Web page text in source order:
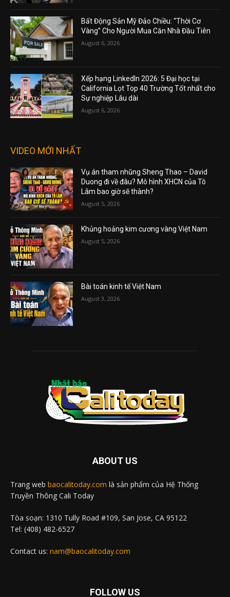
Bất Động Sản Mỹ Đảo Chiều: “Thời Cơ
Vàng” Cho Người Mua Căn Nhà Đầu Tiên
August 6, 2026
Xếp hạng LinkedIn 2026: 5 Đại học tại
California Lọt Top 40 Trường Tốt nhất cho
Sự nghiệp Lâu dài
August 6, 2026
VIDEO MỚI NHẤT
Vụ án tham nhũng Sheng Thao – David
Duong đi về đâu? Mô hình XHCN của Tô
Lâm bao giờ sẽ thành?
August 5, 2026
Khủng hoảng kim cương vàng Việt Nam
August 5, 2026
Bài toán kinh tế Việt Nam
August 3, 2026
ABOUT US
Trang web baocalitoday.com là sản phẩm của Hệ Thống
Truyền Thông Cali Today
Tòa soạn: 1310 Tully Road #109, San Jose, CA 95122
Tel: (408) 482-6527
Contact us: nam@baocalitoday.com
FOLLOW US